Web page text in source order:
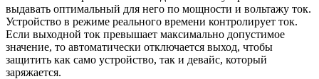
выдавать оптимальный для него по мощности и вольтажу ток.
Устройство в режиме реального времени контролирует ток.
Если выходной ток превышает максимально допустимое
значение, то автоматически отключается выход, чтобы
защитить как само устройство, так и девайс, который
заряжается.